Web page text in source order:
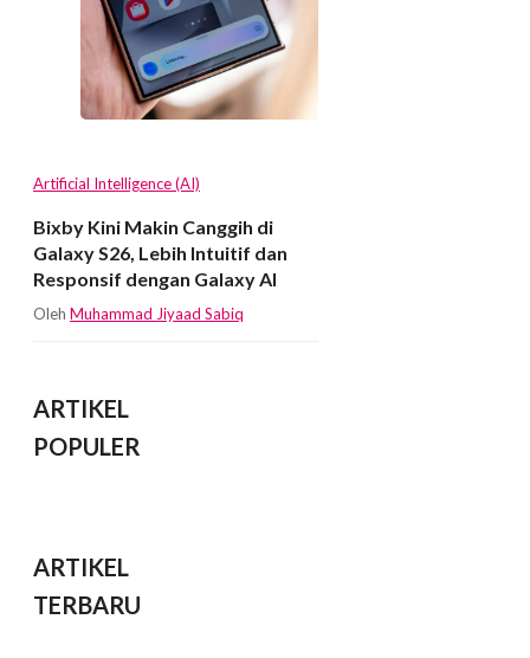
Artificial Intelligence (AI)
Bixby Kini Makin Canggih di
Galaxy S26, Lebih Intuitif dan
Responsif dengan Galaxy AI
Oleh Muhammad Jiyaad Sabiq
ARTIKEL
POPULER
ARTIKEL
TERBARU